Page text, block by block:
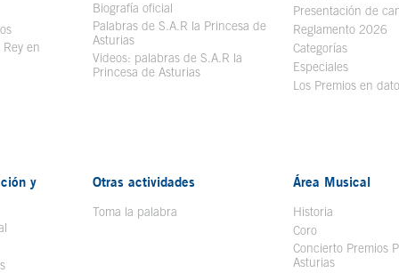
Se abre en ventana nueva
en
Biografía oficial Se abre en ventana nueva
Palabras de S.A.R la Princesa de
Asturias
Videos: palabras de S.A.R la
Princesa de Asturias
Presentación de
Reglamento 2026
Categorías
Especiales
Los Premios en
y Otras actividades
Toma la palabra
Área Musical
Historia
Coro
Concierto Premios
Asturias